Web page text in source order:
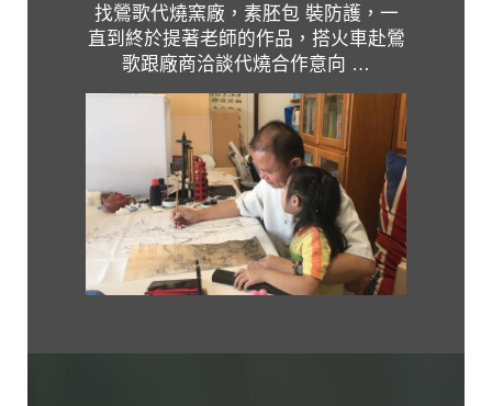
找鶯歌代燒窯廠，素胚包 裝防護，一
直到終於提著老師的作品，搭火車赴鶯
歌跟廠商洽談代燒合作意向 …